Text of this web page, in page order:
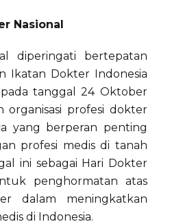
Nasional
diperingati bertepatan
Ikatan Dokter Indonesia
tanggal 24 Oktober
organisasi profesi dokter
yang berperan penting
profesi medis di tanah
ini sebagai Hari Dokter
penghormatan atas
dalam meningkatkan
di Indonesia.